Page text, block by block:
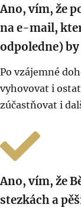
Ano, vím, že
na e-mail,
odpoledne)
Po vzájemné
vyhovovat i
zúčastňovat i
Ano, vím, že
stezkách a